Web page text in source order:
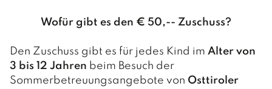
Wofür gibt es den € 50,-- Zuschuss?
Den Zuschuss gibt es für jedes Kind im Alter von
3 bis 12 Jahren beim Besuch der
Sommerbetreuungsangebote von Osttiroler